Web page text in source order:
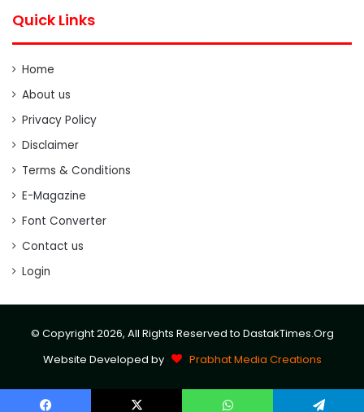
Quick Links
Home
About us
Privacy Policy
Disclaimer
Terms & Conditions
E-Magazine
Font Converter
Contact us
Login
© Copyright 2026, All Rights Reserved to DastakTimes.Org
Website Developed by
Prabhat Media Creations